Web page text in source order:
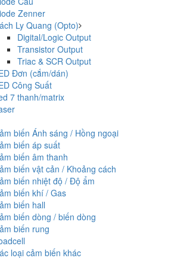
Zenner
Ly Quang (Opto)
Digital/Logic Output
Transistor Output
Triac & SCR Output
Đơn (cắm/dán)
Công Suất
7 thanh/matrix
biến Ánh sáng / Hồng ngoại
biến áp suất
biến âm thanh
biến vật cản / Khoảng cách
biến nhiệt độ / Độ ẩm
biến khí / Gas
biến hall
biến dòng / biến dòng
biến rung
loại cảm biến khác